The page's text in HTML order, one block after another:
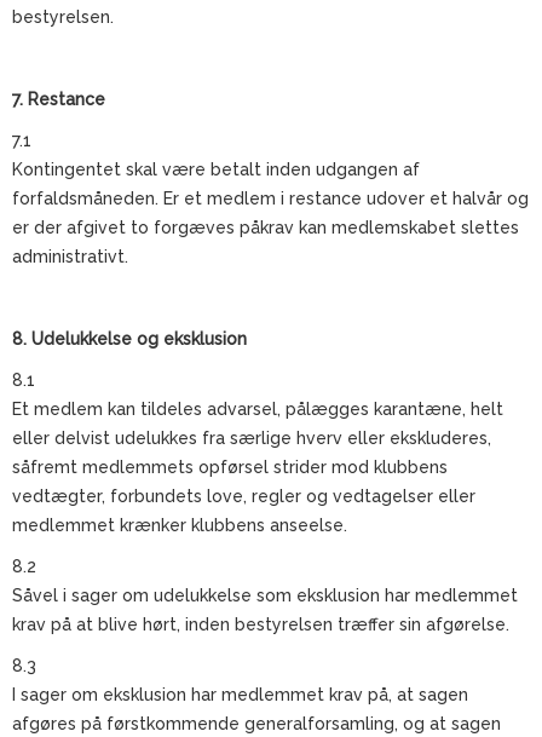
bestyrelsen.
7. Restance
7.1
Kontingentet skal være betalt inden udgangen af
forfaldsmåneden. Er et medlem i restance udover et halvår og
er der afgivet to forgæves påkrav kan medlemskabet slettes
administrativt.
8. Udelukkelse og eksklusion
8.1
Et medlem kan tildeles advarsel, pålægges karantæne, helt
eller delvist udelukkes fra særlige hverv eller ekskluderes,
såfremt medlemmets opførsel strider mod klubbens
vedtægter, forbundets love, regler og vedtagelser eller
medlemmet krænker klubbens anseelse.
8.2
Såvel i sager om udelukkelse som eksklusion har medlemmet
krav på at blive hørt, inden bestyrelsen træffer sin afgørelse.
8.3
I sager om eksklusion har medlemmet krav på, at sagen
afgøres på førstkommende generalforsamling, og at sagen